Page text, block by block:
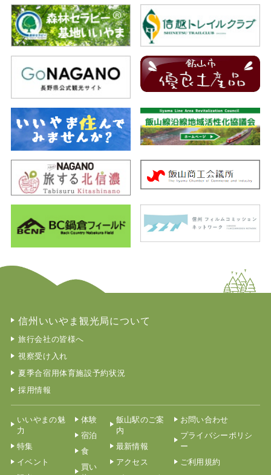
信州いいやま観光局について
旅行会社の皆様へ
視察受け入れ
夏季合宿用体育施設予約状況
採用情報
いいやまの魅
力
特集
イベント
体験
宿泊
食
買い
飯山駅のご案
内
最新情報
アクセス
お問い合わせ
プライバシーポリシ
ー
ご利用規約